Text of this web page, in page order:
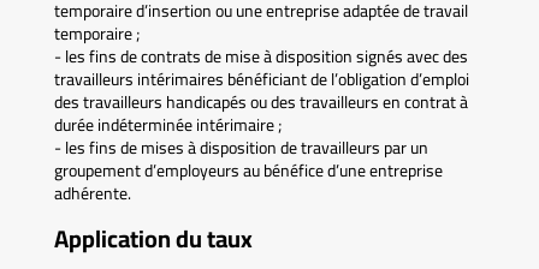
temporaire d’insertion ou une entreprise adaptée de travail
temporaire ;
- les fins de contrats de mise à disposition signés avec des
travailleurs intérimaires bénéficiant de l’obligation d’emploi
des travailleurs handicapés ou des travailleurs en contrat à
durée indéterminée intérimaire ;
- les fins de mises à disposition de travailleurs par un
groupement d’employeurs au bénéfice d’une entreprise
adhérente.
Application du taux